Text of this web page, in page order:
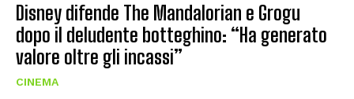
Disney difende The Mandalorian e Grogu
dopo il deludente botteghino: “Ha generato
valore oltre gli incassi”
CINEMA